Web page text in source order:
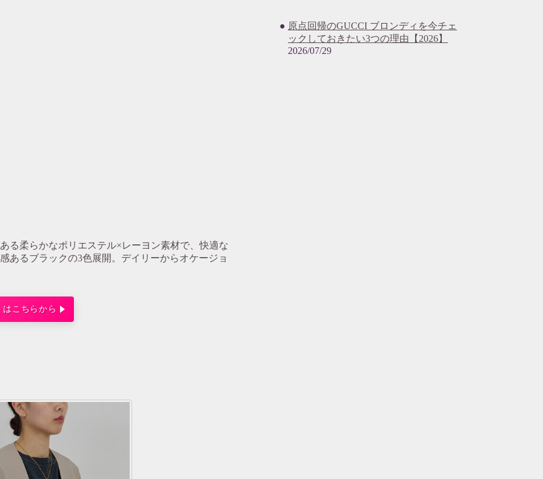
る柔らかなポリエステル×レーヨン素材で、快適な
あるブラックの3色展開。デイリーからオケージョ
こちらから
原点回帰のGUCCI ブロンディを今チェ
ックしておきたい3つの理由【2026】
2026/07/29